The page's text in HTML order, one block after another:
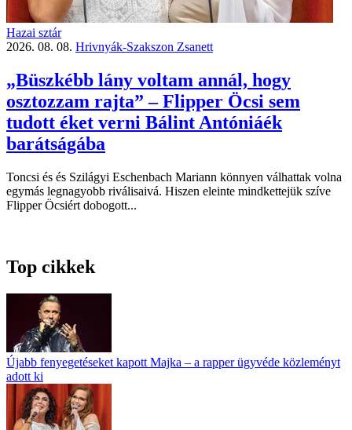
Hazai sztár
2026. 08. 08. Hrivnyák-Szakszon Zsanett
„Büszkébb lány voltam annál, hogy
osztozzam rajta” – Flipper Öcsi sem
tudott éket verni Bálint Antóniáék
barátságába
Toncsi és és Szilágyi Eschenbach Mariann könnyen válhattak volna
egymás legnagyobb riválisaivá. Hiszen eleinte mindkettejük szíve
Flipper Öcsiért dobogott...
Top cikkek
Újabb fenyegetéseket kapott Majka – a rapper ügyvéde közleményt
adott ki